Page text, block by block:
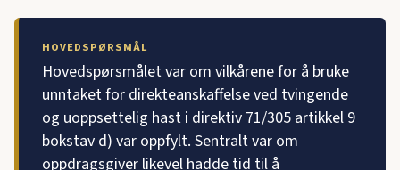
HOVEDSPØRSMÅL
Hovedspørsmålet var om vilkårene for å bruke
unntaket for direkteanskaffelse ved tvingende
og uoppsettelig hast i direktiv 71/305 artikkel 9
bokstav d) var oppfylt. Sentralt var om
oppdragsgiver likevel hadde tid til å